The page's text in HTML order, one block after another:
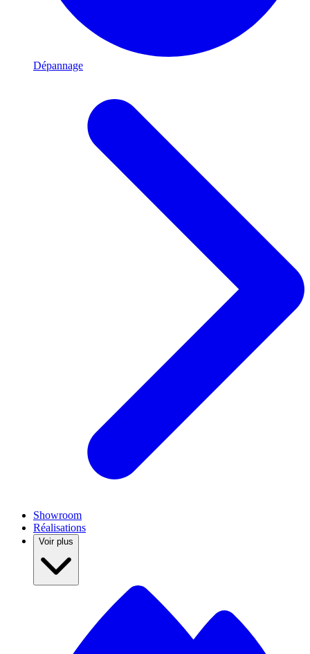
Dépannage
Showroom
Réalisations
Voir plus